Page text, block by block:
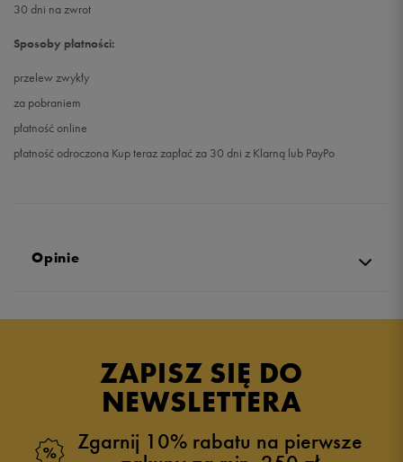
30 dni na zwrot
Sposoby płatności:
przelew zwykły
za pobraniem
płatność online
płatność odroczona Kup teraz zapłać za 30 dni z Klarną lub PayPo
Opinie
ZAPISZ SIĘ DO
NEWSLETTERA
Zgarnij 10% rabatu na pierwsze